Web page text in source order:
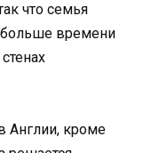
что семья
больше времени
Англии, кроме